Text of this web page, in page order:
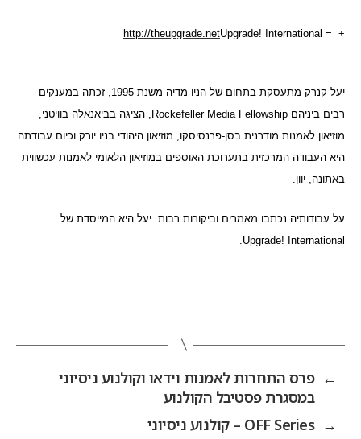
+
Upgrade! International =
http://theupgrade.net
יעל קנרק מתעסקת בתחום של הניו מדיה משנת 1995, זכתה במענקים
רבים ביניהם Rockefeller Media Fellowship , הציגה בביאנאלה בוויטני,
מוזיאון לאמנות מודרנית בסן-פרנסיסקו, מוזיאון היהודי בניו יורק וכיום עבודתה
היא העבודה המרכזית בתערוכת האוספים במוזיאון הלאומי לאמנות עכשווית
באתונה, יוון.
על עבודותיה נכתבו מאמרים וביקורות רבות. יעל היא המייסדת של
Upgrade! International
.
← פרס התחרות לאמנות וידאו וקולנוע ניסיוני
במסגרת פסטיבל הקולנוע
→ OFF Series – קולנוע ניסיוני